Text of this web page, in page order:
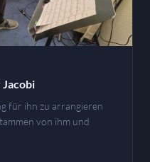
für ihn zu arrangieren
von ihm und